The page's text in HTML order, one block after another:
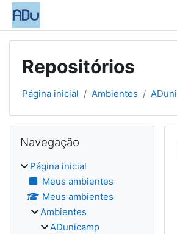
Ir para o conteúdo principal
Repositórios
Página inicial Ambientes
Blocos
Navegação
Página inicial
Meus ambientes
Meus ambientes
Ambientes
ADunicamp